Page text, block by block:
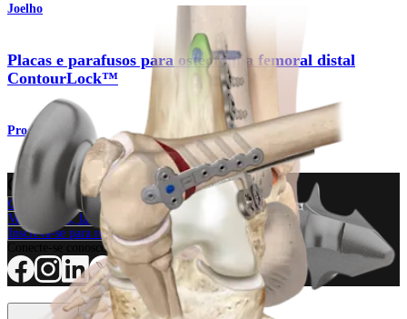
Joelho
Placas e parafusos para osteotomia femoral distal
ContourLock™
Produto
Como podemos ajudar?
Contacte um representante
Veja eventos, laboratórios e oportunidades educacionais
Inscreva-se para receber: O que há de novo na Arthrex?
Conecte-se conosco